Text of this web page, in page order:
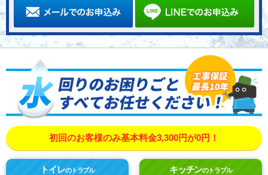
初回のお客様のみ基本料金3,300円が0円！
トイレのトラブル キッチンのトラブル